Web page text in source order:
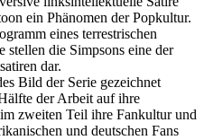
ein Phänomen der Popkultur.
eines terrestrischen
stellen die Simpsons eine der
dar.
Bild der Serie gezeichnet
der Arbeit auf ihre
zweiten Teil ihre Fankultur und
und deutschen Fans